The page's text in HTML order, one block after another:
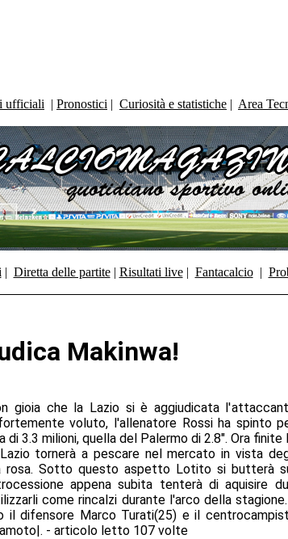
ufficiali | Pronostici | Curiosità e statistiche | Area
| Diretta delle partite| Risultati live| Fantacalcio|
Makinwa!
gioia che la Lazio si è aggiudicata
voluto, l'allenatore Rossi ha spinto
3.3 milioni, quella del Palermo di 2.8". Ora finite
tornerà a pescare nel mercato in vista
rosa. Sotto questo aspetto Lotito si butterà
appena subita tenterà di aquisire
come rincalzi durante l'arco della
il difensore Marco Turati(25) e il
- articolo letto 107 volte